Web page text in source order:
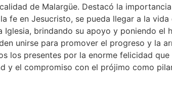
de Malargüe. Destacó la
fe en Jesucristo, se pueda llegar a la
brindando su apoyo y poniendo el
unirse para promover el progreso y la
los presentes por la enorme felicidad
y el compromiso con el prójimo como